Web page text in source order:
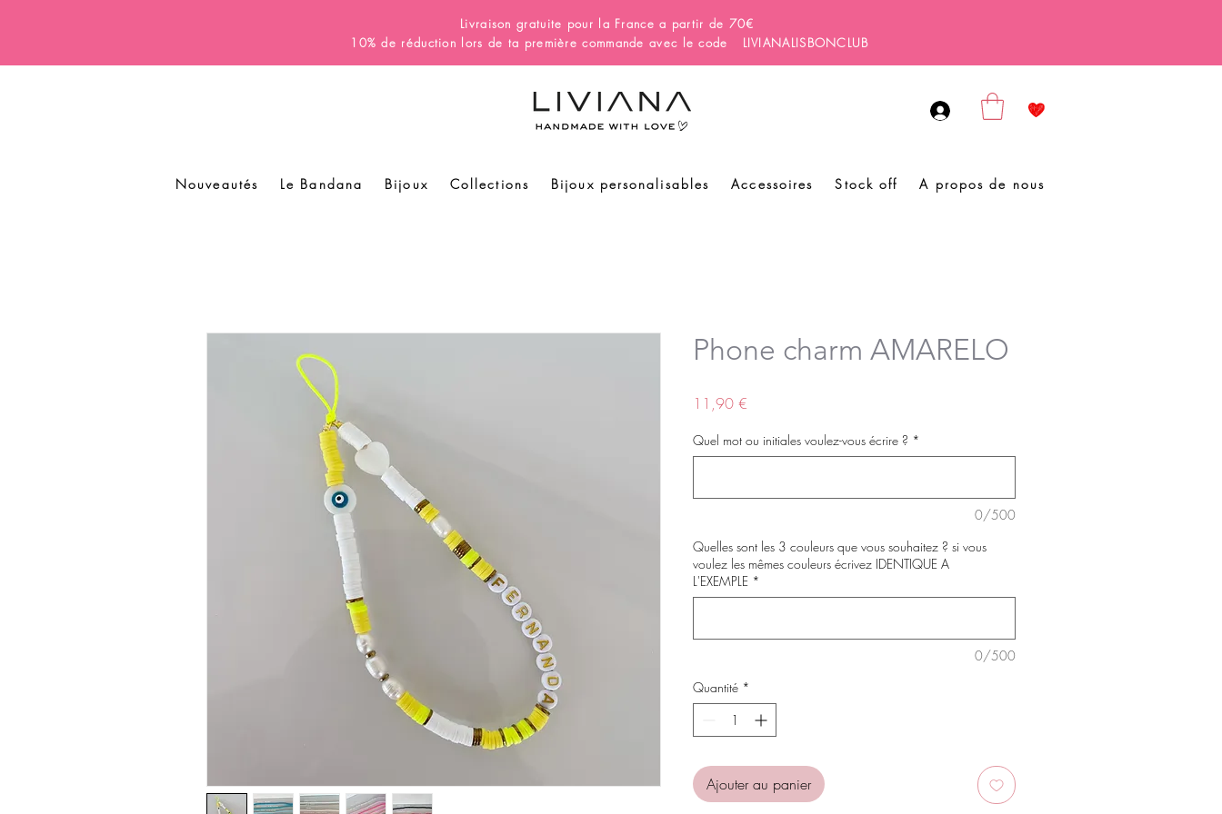
Livraison gratuite pour la France a partir de 70€
10% de réduction lors de ta première commande avec le code LIVIANALISBONCLUB
Nouveautés Le Bandana Bijoux Collections Bijoux personalisables Accessoires Stock off A propos de nous
Phone charm AMARELO
11,90 €
Quel mot ou initiales voulez-vous écrire ? *
0/500
Quelles sont les 3 couleurs que vous souhaitez ? si vous
voulez les mêmes couleurs écrivez IDENTIQUE A
L'EXEMPLE *
0/500
Quantité *
Ajouter au panier